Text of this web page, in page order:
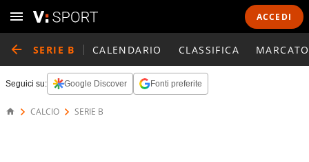
ACCEDI
SERIE B CALENDARIO CLASSIFICA
Seguici su: Google Discover Fonti preferite
CALCIO SERIE B